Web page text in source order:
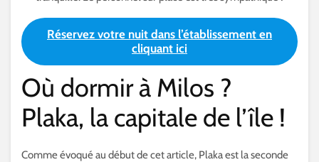
Réservez votre nuit dans l’établissement en
cliquant ici
Où dormir à Milos ?
Plaka, la capitale de l’île !
Comme évoqué au début de cet article, Plaka est la seconde